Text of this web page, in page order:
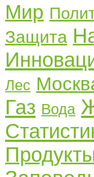
Мир
Защита
Лес
Газ Вода